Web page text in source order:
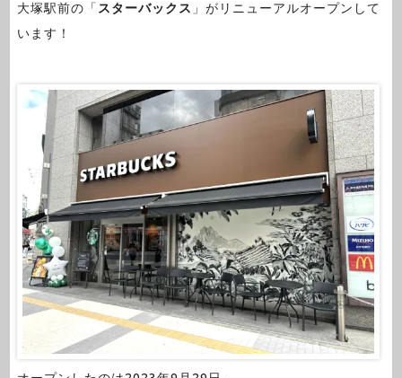
大塚駅前の「 スターバックス 」がリニューアルオープンして
います！